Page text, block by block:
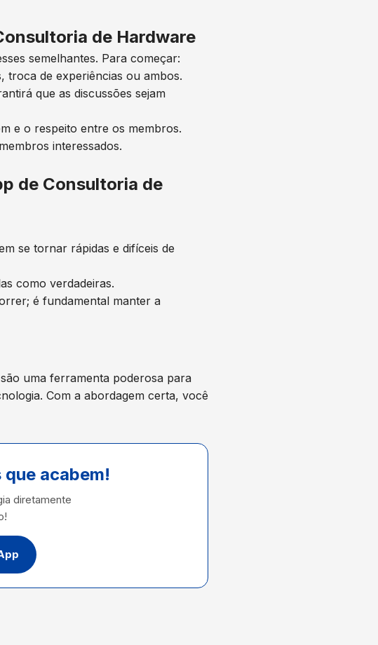
de Hardware
semelhantes. Para começar:
troca de experiências ou ambos.
que as discussões sejam
e o respeito entre os membros.
interessados.
de Consultoria de
se tornar rápidas e difíceis de
como verdadeiras.
é fundamental manter a
uma ferramenta poderosa para
Com a abordagem certa, você
acabem!
diretamente